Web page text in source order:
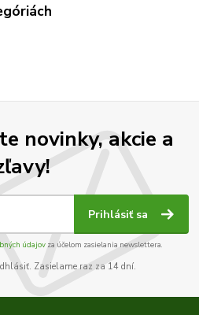
novinky, akcie a
Prihlásiť sa
údajov za účelom zasielania newslettera.
Zasielame raz za 14 dní.